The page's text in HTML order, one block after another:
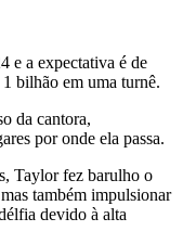
e a expectativa é de
bilhão em uma turnê.
da cantora,
por onde ela passa.
Taylor fez barulho o
também impulsionar
devido à alta